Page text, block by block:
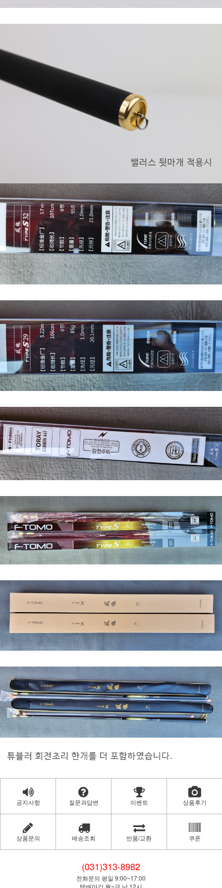
공지사항 질문과답변 이벤트 상품후기
상품문의 배송조회 반품/교환 쿠폰
(031)313-8982
전화문의 평일 9:00~17:00